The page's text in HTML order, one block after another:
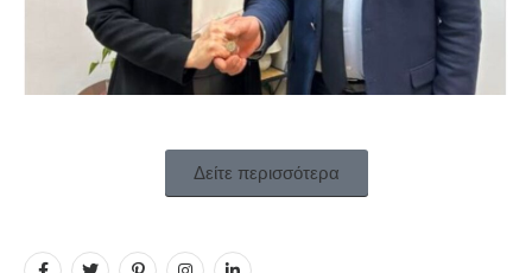
Δείτε περισσότερα